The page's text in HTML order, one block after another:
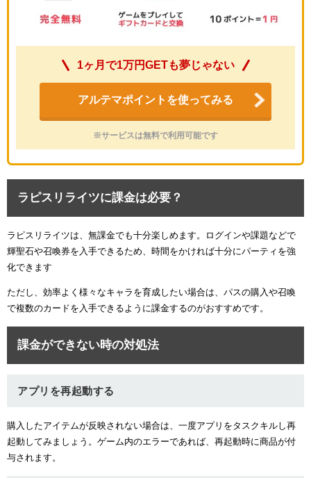
1ヶ月で1万円GETも夢じゃない
アルテマポイントを使ってみる
※サービスは無料で利用可能です
ラピスリライツに課金は必要？
ラピスリライツは、無課金でも十分楽しめます。ログインや課題などで
輝聖石や召喚券を入手できるため、時間をかければ十分にパーティを強
化できます
ただし、効率よく様々なキャラを育成したい場合は、パスの購入や召喚
で複数のカードを入手できるように課金するのがおすすめです。
課金ができない時の対処法
アプリを再起動する
購入したアイテムが反映されない場合は、一度アプリをタスクキルし再
起動してみましょう。ゲーム内のエラーであれば、再起動時に商品が付
与されます。